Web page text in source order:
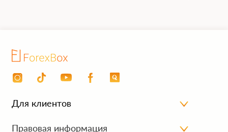
Для клиентов
Личный кабинет
Правовая информация